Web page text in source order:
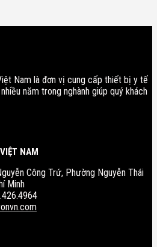
Nam là đơn vị cung cấp thiết bị y tế
năm trong nghành giúp quý khách
NAM
Công Trứ, Phường Nguyễn Thái
Minh